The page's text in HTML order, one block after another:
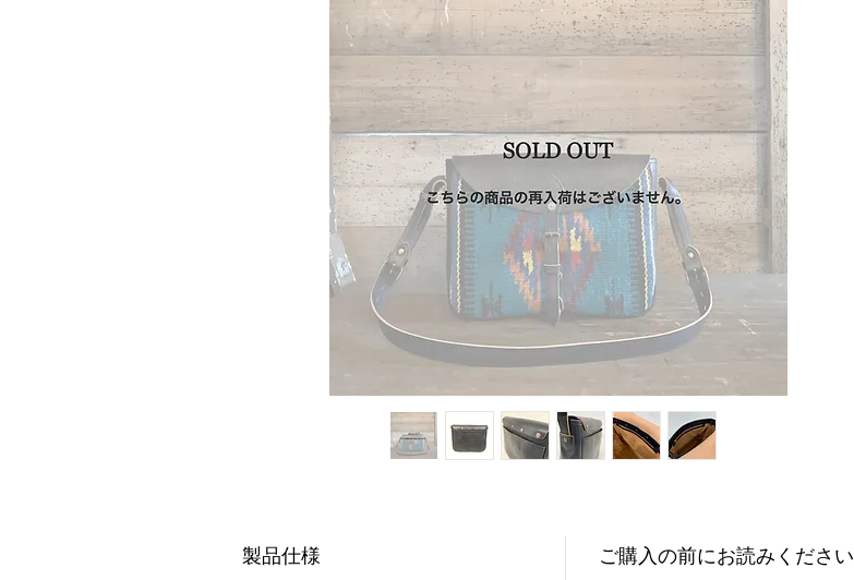
製品仕様 ご購入の前にお読みください